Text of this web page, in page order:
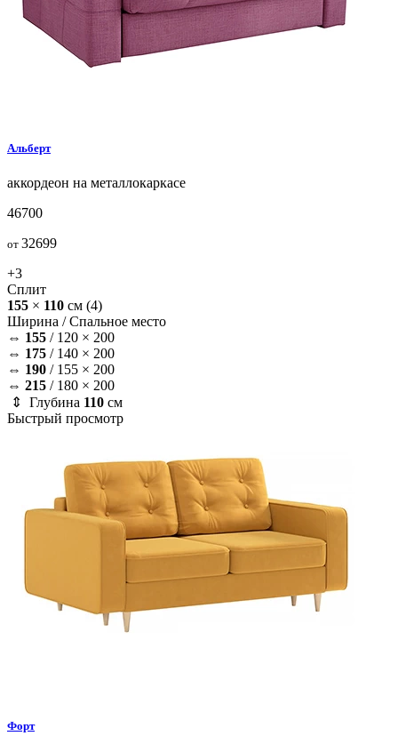
Альберт
аккордеон на металлокаркасе
46700
от 32699
+3
Сплит
155 × 110 см (4)
Ширина /Спальное место
⇔ 155 / 120 × 200
⇔ 175 / 140 × 200
⇔ 190 / 155 × 200
⇔ 215 / 180 × 200
⇕ Глубина 110 см
Быстрый просмотр
Форт